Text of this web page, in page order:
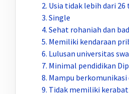
Usia tidak lebih dari 26
Single
Sehat rohaniah dan
Memiliki kendaraan
Lulusan universitas
Minimal pendidikan
Mampu berkomunikasi
Tidak memiliki